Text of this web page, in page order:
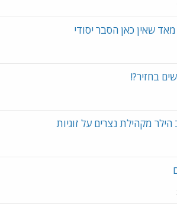
שאין כאן הסבר יסודי
בחזיר?!
מקהילת נצרים על זוגיות